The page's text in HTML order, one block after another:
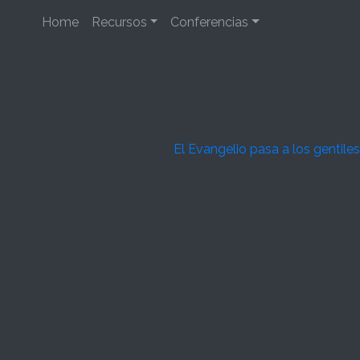
Home Recursos Conferencias
El Evangelio pasa a los gentiles